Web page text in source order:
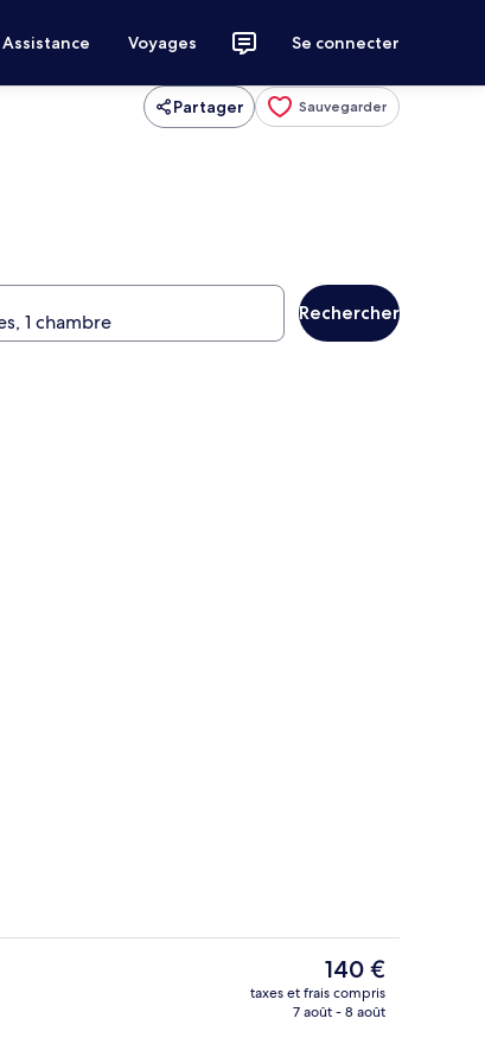
Assistance Voyages Se connecter
Partager Sauvegarder
Rechercher
Le
prix
actuel
140 €
taxes et frais compris
7 août - 8 août